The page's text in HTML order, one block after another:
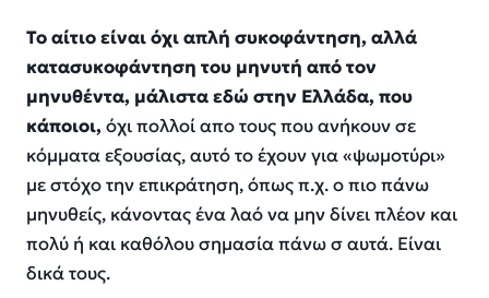
Το αίτιο είναι όχι απλή συκοφάντηση, αλλά
κατασυκοφάντηση του μηνυτή από τον
μηνυθέντα, μάλιστα εδώ στην Ελλάδα, που
κάποιοι, όχι πολλοί απο τους που ανήκουν σε
κόμματα εξουσίας, αυτό το έχουν για «ψωμοτύρι»
με στόχο την επικράτηση, όπως π.χ. ο πιο πάνω
μηνυθείς, κάνοντας ένα λαό να μην δίνει πλέον και
πολύ ή και καθόλου σημασία πάνω σ αυτά. Είναι
δικά τους.